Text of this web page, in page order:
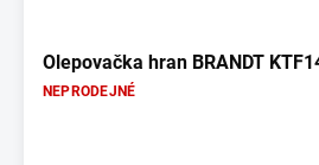
Olepovačka hran BRANDT
NEPRODEJNÉ